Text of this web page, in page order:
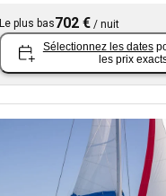
Le plus bas702 € / nuit
Sélectionnez les dates
les prix